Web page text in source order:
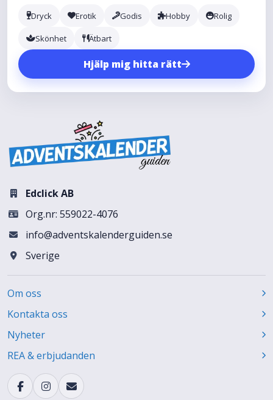
Dryck Erotik Godis Hobby Rolig
Skönhet Ätbart
Hjälp mig hitta rätt
Edclick AB
Org.nr: 559022-4076
info@adventskalenderguiden.se
Sverige
Om oss
Kontakta oss
Nyheter
REA & erbjudanden